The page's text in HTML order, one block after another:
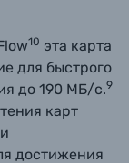
10 эта карта
для быстрого
до 190 МБ/с.9
карт
достижения